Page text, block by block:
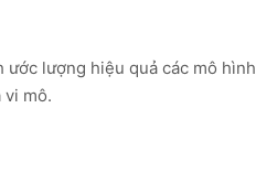
lượng hiệu quả các mô hình
vi mô.